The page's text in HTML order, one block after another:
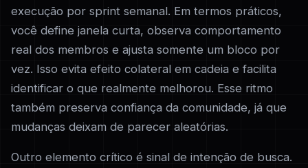
execução por sprint semanal. Em termos práticos,
você define janela curta, observa comportamento
real dos membros e ajusta somente um bloco por
vez. Isso evita efeito colateral em cadeia e facilita
identificar o que realmente melhorou. Esse ritmo
também preserva confiança da comunidade, já que
mudanças deixam de parecer aleatórias.
Outro elemento crítico é sinal de intenção de busca.